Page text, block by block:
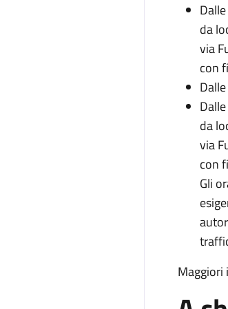
da
via
con
da
via
con
Gli
Maggiori